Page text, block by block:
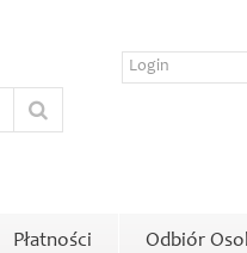
Płatności Odbiór